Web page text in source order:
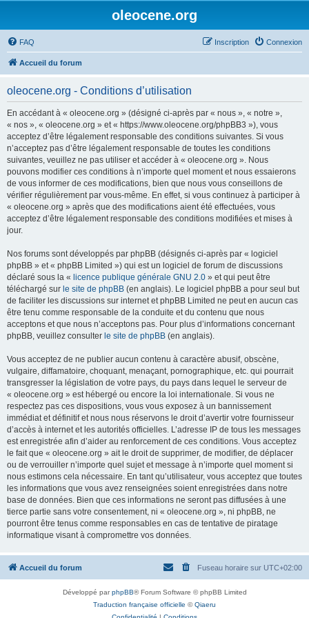
oleocene.org
FAQ Connexion
Inscription
Accueil du forum
oleocene.org - Conditions d’utilisation
En accédant à « oleocene.org » (désigné ci-après par « nous », « notre »,
« nos », « oleocene.org » et « https://www.oleocene.org/phpBB3 »), vous
acceptez d’être légalement responsable des conditions suivantes. Si vous
n’acceptez pas d’être légalement responsable de toutes les conditions
suivantes, veuillez ne pas utiliser et accéder à « oleocene.org ». Nous
pouvons modifier ces conditions à n’importe quel moment et nous essaierons
de vous informer de ces modifications, bien que nous vous conseillons de
vérifier régulièrement par vous-même. En effet, si vous continuez à participer à
« oleocene.org » après que des modifications aient été effectuées, vous
acceptez d’être légalement responsable des conditions modifiées et mises à
jour.
Nos forums sont développés par phpBB (désignés ci-après par « logiciel
phpBB » et « phpBB Limited ») qui est un logiciel de forum de discussions
déclaré sous la « licence publique générale GNU 2.0 » et qui peut être
téléchargé sur le site de phpBB (en anglais). Le logiciel phpBB a pour seul but
de faciliter les discussions sur internet et phpBB Limited ne peut en aucun cas
être tenu comme responsable de la conduite et du contenu que nous
acceptons et que nous n’acceptons pas. Pour plus d’informations concernant
phpBB, veuillez consulter le site de phpBB (en anglais).
Vous acceptez de ne publier aucun contenu à caractère abusif, obscène,
vulgaire, diffamatoire, choquant, menaçant, pornographique, etc. qui pourrait
transgresser la législation de votre pays, du pays dans lequel le serveur de
« oleocene.org » est hébergé ou encore la loi internationale. Si vous ne
respectez pas ces dispositions, vous vous exposez à un bannissement
immédiat et définitif et nous nous réservons le droit d’avertir votre fournisseur
d’accès à internet et les autorités officielles. L’adresse IP de tous les messages
est enregistrée afin d’aider au renforcement de ces conditions. Vous acceptez
le fait que « oleocene.org » ait le droit de supprimer, de modifier, de déplacer
ou de verrouiller n’importe quel sujet et message à n’importe quel moment si
nous estimons cela nécessaire. En tant qu’utilisateur, vous acceptez que toutes
les informations que vous avez renseignées soient enregistrées dans notre
base de données. Bien que ces informations ne seront pas diffusées à une
tierce partie sans votre consentement, ni « oleocene.org », ni phpBB, ne
pourront être tenus comme responsables en cas de tentative de piratage
informatique visant à compromettre vos données.
Accueil du forum Fuseau horaire sur UTC+02:00
Développé parphpBB® Forum Software © phpBB Limited
Traduction française officielle ©Qiaeru